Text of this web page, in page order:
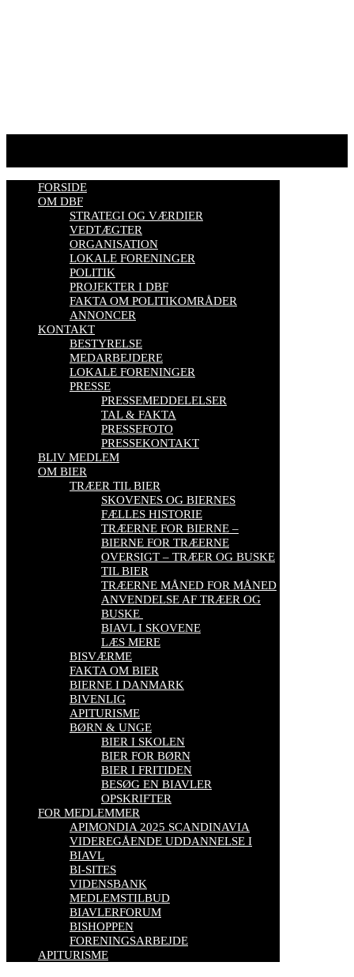
FORSIDE
OM DBF
STRATEGI OG VÆRDIER
VEDTÆGTER
ORGANISATION
LOKALE FORENINGER
POLITIK
PROJEKTER I DBF
FAKTA OM POLITIKOMRÅDER
ANNONCER
KONTAKT
BESTYRELSE
MEDARBEJDERE
LOKALE FORENINGER
PRESSE
PRESSEMEDDELELSER
TAL & FAKTA
PRESSEFOTO
PRESSEKONTAKT
BLIV MEDLEM
OM BIER
TRÆER TIL BIER
SKOVENES OG BIERNES
FÆLLES HISTORIE
TRÆERNE FOR BIERNE –
BIERNE FOR TRÆERNE
OVERSIGT – TRÆER OG BUSKE
TIL BIER
TRÆERNE MÅNED FOR MÅNED
ANVENDELSE AF TRÆER OG
BUSKE
BIAVL I SKOVENE
LÆS MERE
BISVÆRME
FAKTA OM BIER
BIERNE I DANMARK
BIVENLIG
APITURISME
BØRN & UNGE
BIER I SKOLEN
BIER FOR BØRN
BIER I FRITIDEN
BESØG EN BIAVLER
OPSKRIFTER
FOR MEDLEMMER
APIMONDIA 2025 SCANDINAVIA
VIDEREGÅENDE UDDANNELSE I
BIAVL
BI-SITES
VIDENSBANK
MEDLEMSTILBUD
BIAVLERFORUM
BISHOPPEN
FORENINGSARBEJDE
APITURISME